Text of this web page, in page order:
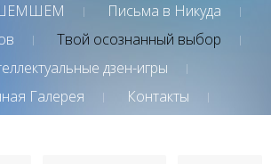
Письма в Никуда
Твой осознанный выбор
дзен-игры
Галерея
Контакты